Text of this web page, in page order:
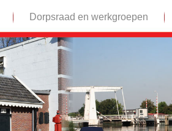
Dorpsraad en werkgroepen